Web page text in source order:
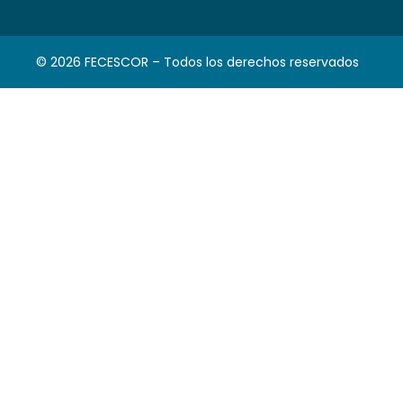
© 2026 FECESCOR – Todos los derechos reservados